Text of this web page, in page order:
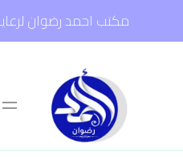
مكتب احمد رضوان